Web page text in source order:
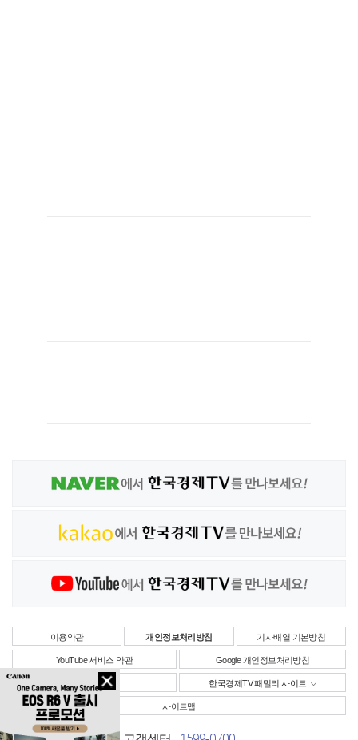
이용약관 개인정보처리방침 기사배열 기본방침
YouTube 서비스 약관 Google 개인정보처리방침
사업자정보 한국경제TV 패밀리 사이트
사이트맵